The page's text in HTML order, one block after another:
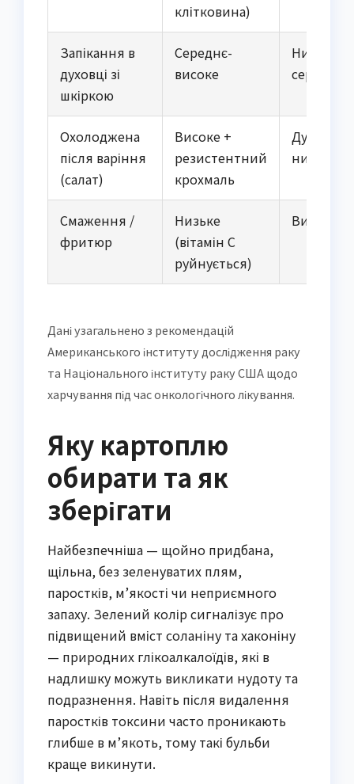
клітковина)
Запікання в
духовці зі
шкіркою
Середнє-
високе
Низький-
середній
Охолоджена
після варіння
(салат)
Високе +
резистентний
крохмаль
Дуже
низький
Смаження /
фритюр
Низьке
(вітамін С
руйнується)
Високий
Дані узагальнено з рекомендацій
Американського інституту дослідження раку
та Національного інституту раку США щодо
харчування під час онкологічного лікування.
Яку картоплю
обирати та як
зберігати
Найбезпечніша — щойно придбана,
щільна, без зеленуватих плям,
паростків, м’якості чи неприємного
запаху. Зелений колір сигналізує про
підвищений вміст соланіну та хаконіну
— природних глікоалкалоїдів, які в
надлишку можуть викликати нудоту та
подразнення. Навіть після видалення
паростків токсини часто проникають
глибше в м’якоть, тому такі бульби
краще викинути.